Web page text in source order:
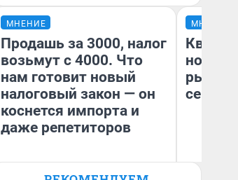
МНЕНИЕ
Продашь за 3000, налог
возьмут с 4000. Что
нам готовит новый
налоговый закон — он
коснется импорта и
даже репетиторов
МНЕНИЕ
но
рынок